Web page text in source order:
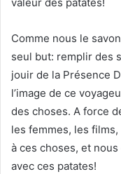
Comme nous le
seul but: remplir des
jouir de la Présence
l’image de ce
des choses. A force
les femmes, les
à ces choses, et
avec ces patates!